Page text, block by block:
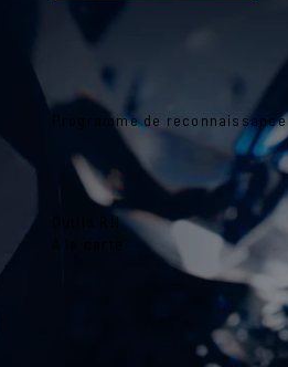
Programme de reconnaissance
Outils RH